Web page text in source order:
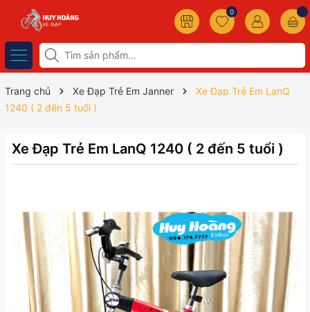
0
Trang chủ Xe Đạp Trẻ Em Janner
Xe Đạp Trẻ Em LanQ
1240 ( 2 đến 5 tuổi )
Xe Đạp Trẻ Em LanQ 1240 ( 2 đến 5 tuổi )